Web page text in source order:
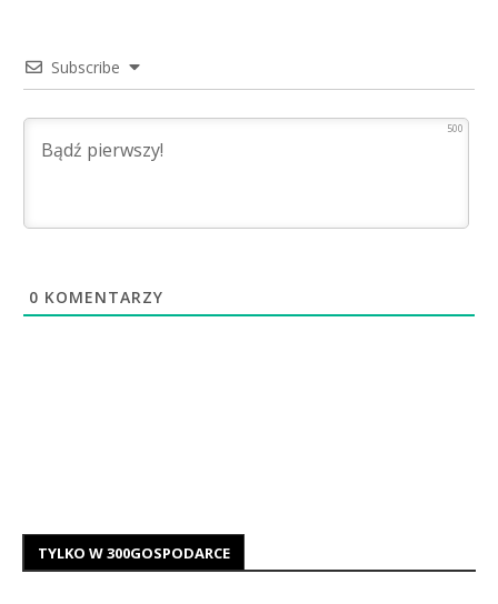
Subscribe
500
0 KOMENTARZY
TYLKO W 300GOSPODARCE